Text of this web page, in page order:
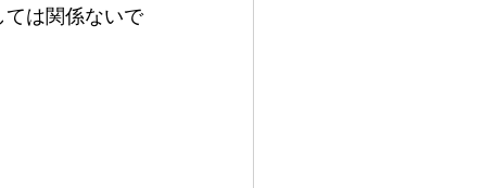
は関係ないで